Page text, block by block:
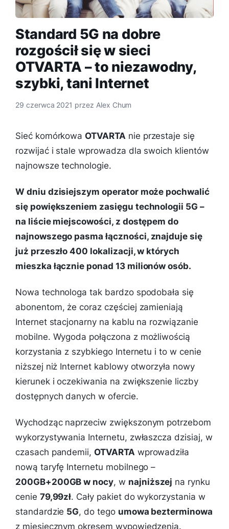
Standard 5G na dobre
rozgościł się w sieci
OTVARTA – to niezawodny,
szybki, tani Internet
29 czerwca 2021 przez Alex Chum
Sieć komórkowaOTVARTA nie przestaje się
rozwijać i stale wprowadza dla swoich klientów
najnowsze technologie.
W dniu dzisiejszym operator może pochwalić
się powiększeniem zasięgu technologii 5G –
na liście miejscowości, z dostępem do
najnowszego pasma łączności, znajduje się
już przeszło 400 lokalizacji, w których
mieszka łącznie ponad 13 milionów osób.
Nowa technologa tak bardzo spodobała się
abonentom, że coraz częściej zamieniają
Internet stacjonarny na kablu na rozwiązanie
mobilne. Wygoda połączona z możliwością
korzystania z szybkiego Internetu i to w cenie
niższej niż Internet kablowy otworzyła nowy
kierunek i oczekiwania na zwiększenie liczby
dostępnych danych w ofercie.
Wychodząc naprzeciw zwiększonym potrzebom
wykorzystywania Internetu, zwłaszcza dzisiaj, w
czasach pandemii,OTVARTA wprowadziła
nową taryfę Internetu mobilnego –
200GB+200GB w nocy, w najniższej na rynku
cenie 79,99zł. Cały pakiet do wykorzystania w
standardzie 5G, do tego umowa bezterminowa
z miesięcznym okresem wypowiedzenia.